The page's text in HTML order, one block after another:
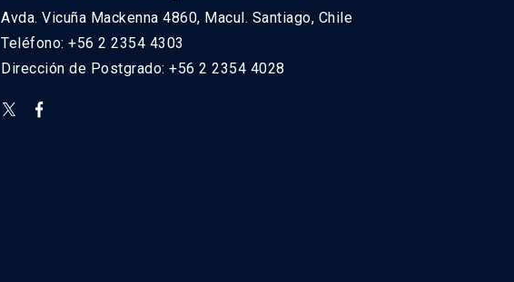
Avda. Vicuña Mackenna 4860, Macul. Santiago, Chile
Teléfono: +56 2 2354 4303
Dirección de Postgrado: +56 2 2354 4028